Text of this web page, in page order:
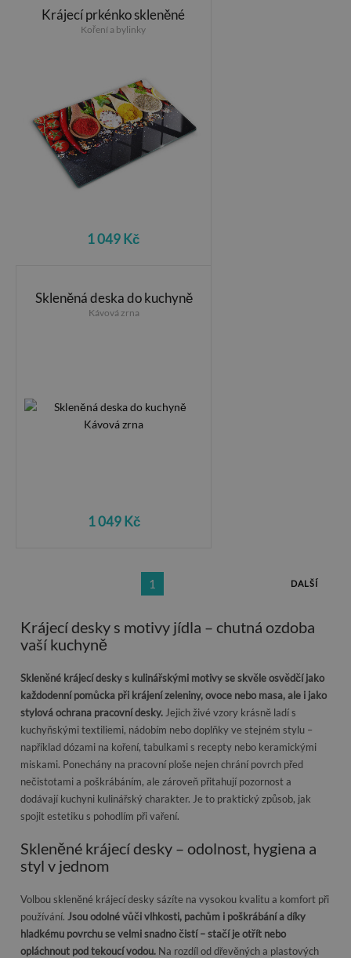
Krájecí prkénko skleněné
Koření a bylinky
1 049 Kč
Skleněná deska do kuchyně
Kávová zrna
1 049 Kč
1 DALŠÍ
Krájecí desky s motivy jídla – chutná ozdoba
vaší kuchyně
Skleněné krájecí desky s kulinářskými motivy se skvěle osvědčí jako
každodenní pomůcka při krájení zeleniny, ovoce nebo masa, ale i jako
stylová ochrana pracovní desky. Jejich živé vzory krásně ladí s
kuchyňskými textiliemi, nádobím nebo doplňky ve stejném stylu –
například dózami na koření, tabulkami s recepty nebo keramickými
miskami. Ponechány na pracovní ploše nejen chrání povrch před
nečistotami a poškrábáním, ale zároveň přitahují pozornost a
dodávají kuchyni kulinářský charakter. Je to praktický způsob, jak
spojit estetiku s pohodlím při vaření.
Skleněné krájecí desky – odolnost, hygiena a
styl v jednom
Volbou skleněné krájecí desky sázíte na vysokou kvalitu a komfort při
používání. Jsou odolné vůči vlhkosti, pachům i poškrábání a díky
hladkému povrchu se velmi snadno čistí – stačí je otřít nebo
opláchnout pod tekoucí vodou. Na rozdíl od dřevěných a plastových